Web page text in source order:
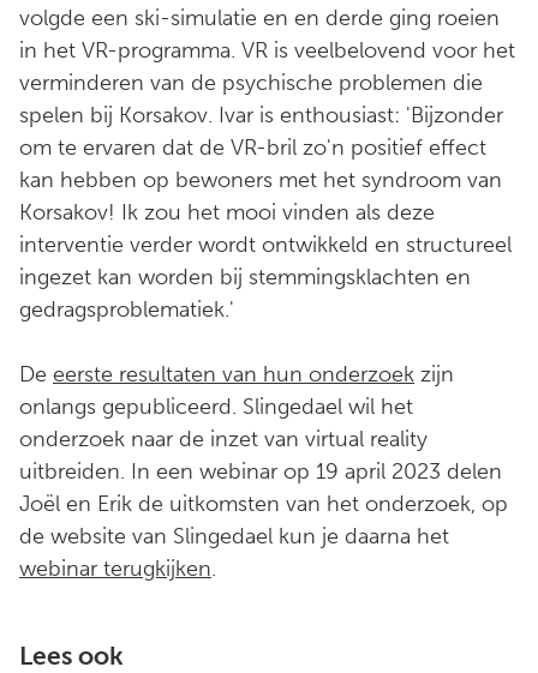
volgde een ski-simulatie en en derde ging roeien
in het VR-programma. VR is veelbelovend voor het
verminderen van de psychische problemen die
spelen bij Korsakov. Ivar is enthousiast: 'Bijzonder
om te ervaren dat de VR-bril zo'n positief effect
kan hebben op bewoners met het syndroom van
Korsakov! Ik zou het mooi vinden als deze
interventie verder wordt ontwikkeld en structureel
ingezet kan worden bij stemmingsklachten en
gedragsproblematiek.'
De eerste resultaten van hun onderzoek zijn
onlangs gepubliceerd. Slingedael wil het
onderzoek naar de inzet van virtual reality
uitbreiden. In een webinar op 19 april 2023 delen
Joël en Erik de uitkomsten van het onderzoek, op
de website van Slingedael kun je daarna het
webinar terugkijken.
Lees ook